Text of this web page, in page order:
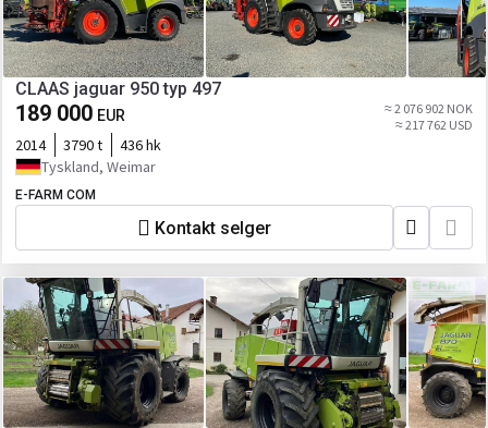
CLAAS jaguar 950 typ 497
189 000 EUR
≈ 2 076 902 NOK
≈ 217 762 USD
2014 3790 t
436 hk
Tyskland, Weimar
E-FARM COM
Kontakt selger